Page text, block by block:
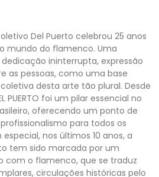
Del Puerto celebrou 25 anos
mundo do flamenco. Uma
ininterrupta, expressão
as pessoas, como uma base
desta arte tão plural. Desde
PUERTO foi um pilar essencial no
oferecendo um ponto de
para todos os
nos últimos 10 anos, a
tem sido marcada por um
com o flamenco, que se traduz
circulações históricas pelo